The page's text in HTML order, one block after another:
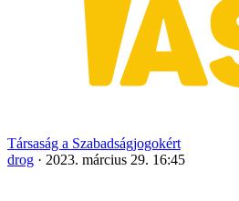
Társaság a Szabadságjogokért
drog · 2023. március 29. 16:45